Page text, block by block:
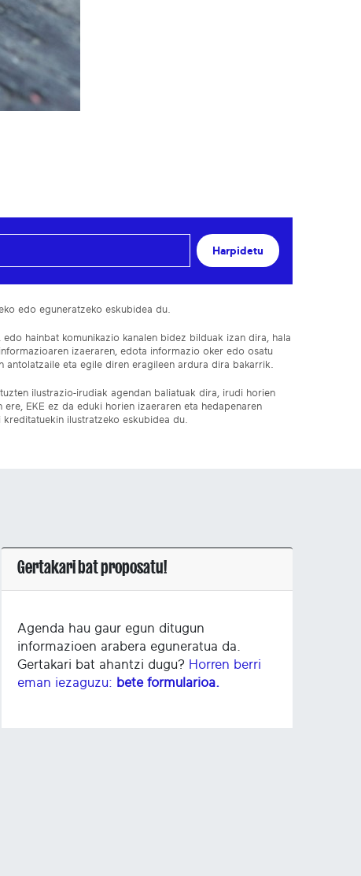
Harpidetu
edo eguneratzeko eskubidea du.
hainbat komunikazio kanalen bidez bilduak izan dira, hala
izaeraren, edota informazio oker edo osatu
antolatzaile eta egile diren eragileen ardura dira bakarrik.
ilustrazio-irudiak agendan baliatuak dira, irudi horien
EKE ez da eduki horien izaeraren eta hedapenaren
ilustratzeko eskubidea du.
Gertakari bat proposatu!
Agenda hau gaur egun ditugun
informazioen arabera eguneratua da.
Gertakari bat ahantzi dugu? Horren berri
eman iezaguzu: bete formularioa.